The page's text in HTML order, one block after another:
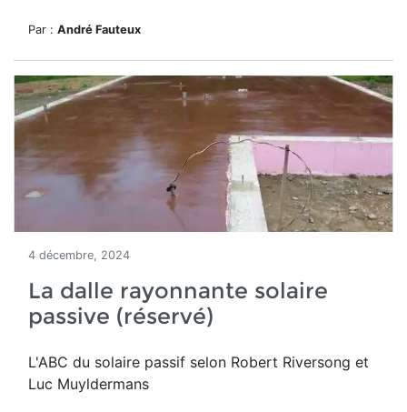
Par : André Fauteux
4 décembre, 2024
La dalle rayonnante solaire
passive (réservé)
L'ABC du solaire passif selon Robert Riversong et
Luc Muyldermans